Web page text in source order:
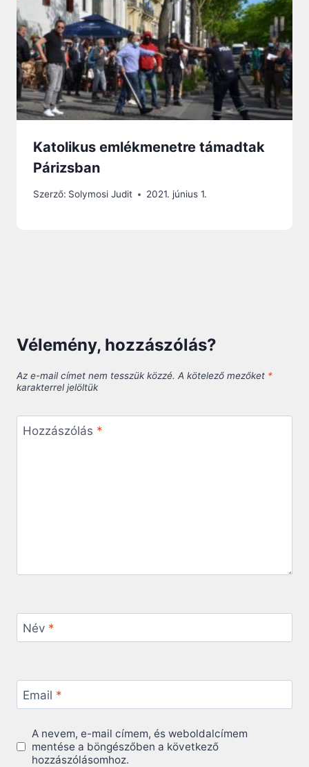
Katolikus emlékmenetre támadtak
Párizsban
Szerző: Solymosi Judit 2021. június 1.
Vélemény, hozzászólás?
Az e-mail címet nem tesszük közzé. A kötelező mezőket *
karakterrel jelöltük
Hozzászólás *
Név *
Email *
A nevem, e-mail címem, és weboldalcímem
mentése a böngészőben a következő
hozzászólásomhoz.